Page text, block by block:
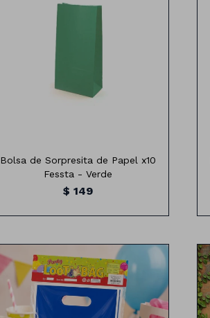
Bolsa de papel x10 unidades
Medidas:24cm x 13cm
Bolsa de Sorpresita de Papel x10
Fessta - Verde
$ 149